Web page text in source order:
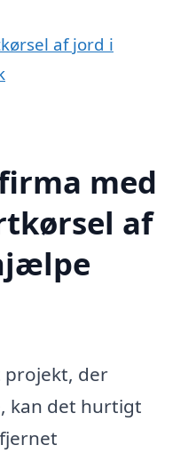
af jord i
med
af
projekt, der
kan det hurtigt